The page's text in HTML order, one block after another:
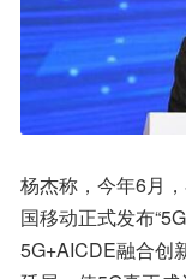
杨杰称，今年6月
国移动正式发布
5G+AICDE融合创